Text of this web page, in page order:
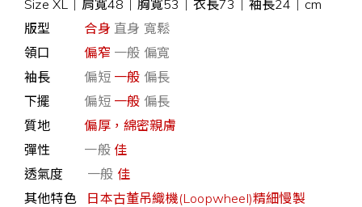
Size XL
肩寬48｜胸寬53｜衣長73｜袖長24｜cm
版型
合身 直身 寬鬆
領口偏窄 一般 偏寬
袖長 偏短 一般 偏長
下擺 偏短 一般 偏長
質地
偏厚，綿密親膚
彈性 一般 佳
透氣度
一般 佳
其他特色 日本古董吊織機(Loopwheel)精細慢製